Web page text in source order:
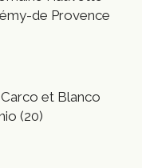
de Provence
et Blanco
(20)